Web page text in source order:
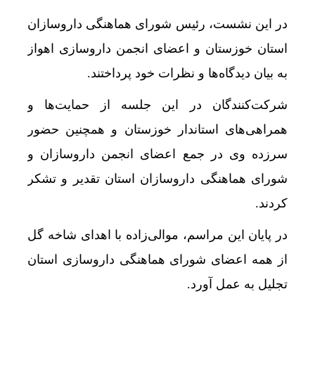
در این نشست، رئیس شورای هماهنگی داروسازان
استان خوزستان و اعضای انجمن داروسازی اهواز
به بیان دیدگاه‌ها و نظرات خود پرداختند.
شرکت‌کنندگان در این جلسه از حمایت‌ها و
همراهی‌های استاندار خوزستان و همچنین حضور
سرزده وی در جمع اعضای انجمن داروسازان و
شورای هماهنگی داروسازان استان تقدیر و تشکر
کردند.
در پایان این مراسم، موالی‌زاده با اهدای شاخه گل
از همه اعضای شورای هماهنگی داروسازی استان
تجلیل به عمل آورد.